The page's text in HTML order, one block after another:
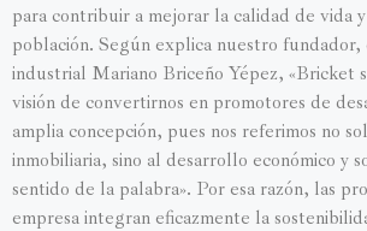
para contribuir a mejorar la calidad de vida
población. Según explica nuestro fundador,
industrial Mariano Briceño Yépez, «Bricket
visión de convertirnos en promotores de
amplia concepción, pues nos referimos no
inmobiliaria, sino al desarrollo económico y
sentido de la palabra». Por esa razón, las
empresa integran eficazmente la